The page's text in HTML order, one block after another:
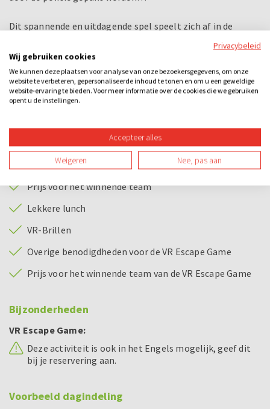
Dit spannende en uitdagende spel speelt zich af in de
virtuele wereld en in de ruimte om jullie heen, een
combinatie tussen een Escape room en een VR game. Per
team heeft telkens één deelnemer een VR bril op, terwijl de
rest van de deelnemers in real life helpt bij het kraken van
de codes.
Begeleiding tijdens het spel
Tablet per team
Prijs voor het winnende team
Lekkere lunch
VR-Brillen
Overige benodigdheden voor de VR Escape Game
Prijs voor het winnende team van de VR Escape Game
Bijzonderheden
VR Escape Game:
Deze activiteit is ook in het Engels mogelijk, geef dit
bij je reservering aan.
Voorbeeld dagindeling
Privacybeleid
Wij gebruiken cookies
We kunnen deze plaatsen voor analyse van onze bezoekersgegevens, om onze
website te verbeteren, gepersonaliseerde inhoud te tonen en om u een geweldige
website-ervaring te bieden. Voor meer informatie over de cookies die we gebruiken
opent u de instellingen.
Accepteer alles
Weigeren Nee, pas aan